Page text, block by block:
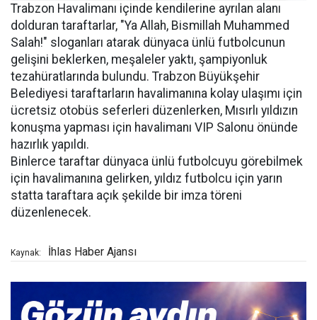
Trabzon Havalimanı içinde kendilerine ayrılan alanı
dolduran taraftarlar, "Ya Allah, Bismillah Muhammed
Salah!" sloganları atarak dünyaca ünlü futbolcunun
gelişini beklerken, meşaleler yaktı, şampiyonluk
tezahüratlarında bulundu. Trabzon Büyükşehir
Belediyesi taraftarların havalimanına kolay ulaşımı için
ücretsiz otobüs seferleri düzenlerken, Mısırlı yıldızın
konuşma yapması için havalimanı VIP Salonu önünde
hazırlık yapıldı.
Binlerce taraftar dünyaca ünlü futbolcuyu görebilmek
için havalimanına gelirken, yıldız futbolcu için yarın
statta taraftara açık şekilde bir imza töreni
düzenlenecek.
Kaynak: İhlas Haber Ajansı